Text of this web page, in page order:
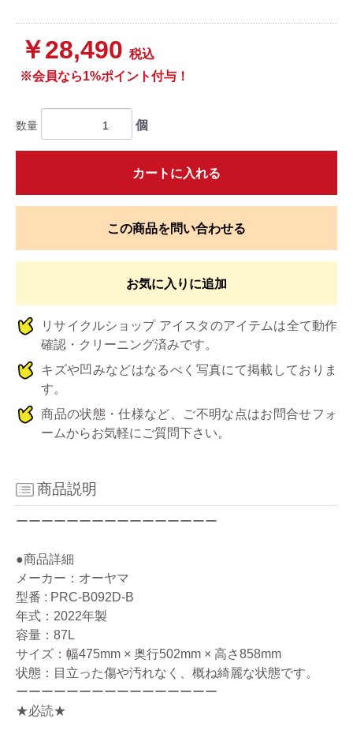
￥28,490 税込
※会員なら1%ポイント付与！
数量 個
カートに入れる
この商品を問い合わせる
お気に入りに追加
リサイクルショップ アイスタのアイテムは全て動作
確認・クリーニング済みです。
キズや凹みなどはなるべく写真にて掲載しておりま
す。
商品の状態・仕様など、ご不明な点はお問合せフォ
ームからお気軽にご質問下さい。
商品説明
ーーーーーーーーーーーーーーーー
●商品詳細
メーカー：オーヤマ
型番 : PRC-B092D-B
年式：2022年製
容量：87L
サイズ：幅475mm × 奥行502mm × 高さ858mm
状態：目立った傷や汚れなく、概ね綺麗な状態です。
ーーーーーーーーーーーーーーーー
★必読★